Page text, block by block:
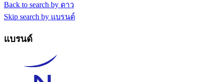
Back to search by ดาว
Skip search by แบรนด์
แบรนด์